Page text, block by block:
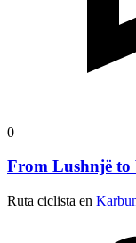
0
From Lushnjë to
Ruta ciclista en